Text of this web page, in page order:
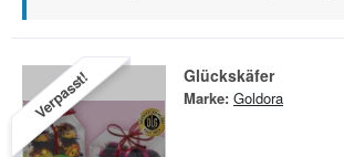
Verpasst! Glückskäfer
Marke: Goldora